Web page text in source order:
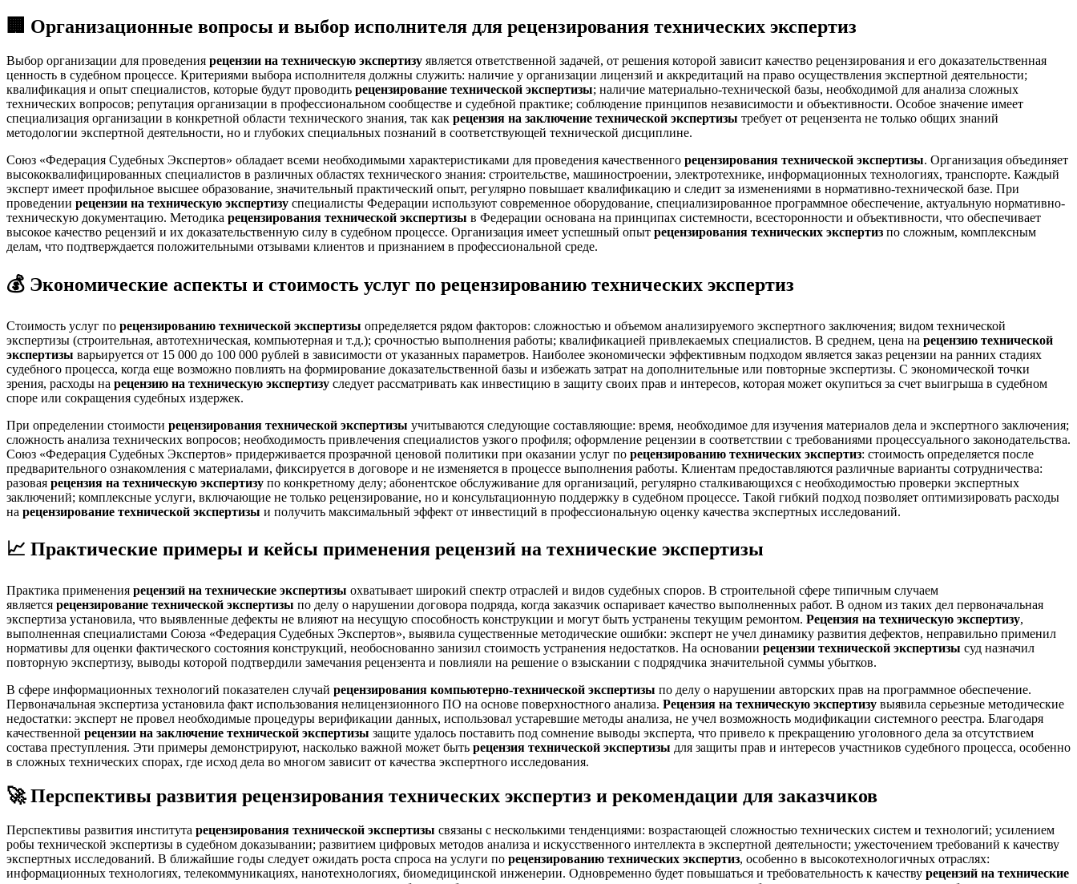
🏢 Организационные вопросы и выбор исполнителя для рецензирования технических экспертиз
Выбор организации для проведения рецензии на техническую экспертизу является ответственной задачей, от решения которой зависит качество рецензирования и его доказательственная
ценность в судебном процессе. Критериями выбора исполнителя должны служить: наличие у организации лицензий и аккредитаций на право осуществления экспертной деятельности;
квалификация и опыт специалистов, которые будут проводить рецензирование технической экспертизы; наличие материально-технической базы, необходимой для анализа сложных
технических вопросов; репутация организации в профессиональном сообществе и судебной практике; соблюдение принципов независимости и объективности. Особое значение имеет
специализация организации в конкретной области технического знания, так как рецензия на заключение технической экспертизы требует от рецензента не только общих знаний
методологии экспертной деятельности, но и глубоких специальных познаний в соответствующей технической дисциплине.
Союз «Федерация Судебных Экспертов» обладает всеми необходимыми характеристиками для проведения качественного рецензирования технической экспертизы. Организация объединяет
высококвалифицированных специалистов в различных областях технического знания: строительстве, машиностроении, электротехнике, информационных технологиях, транспорте. Каждый
эксперт имеет профильное высшее образование, значительный практический опыт, регулярно повышает квалификацию и следит за изменениями в нормативно-технической базе. При
проведении рецензии на техническую экспертизу специалисты Федерации используют современное оборудование, специализированное программное обеспечение, актуальную нормативно-
техническую документацию. Методика рецензирования технической экспертизы в Федерации основана на принципах системности, всесторонности и объективности, что обеспечивает
высокое качество рецензий и их доказательственную силу в судебном процессе. Организация имеет успешный опыт рецензирования технических экспертиз по сложным, комплексным
делам, что подтверждается положительными отзывами клиентов и признанием в профессиональной среде.
💰 Экономические аспекты и стоимость услуг по рецензированию технических экспертиз
Стоимость услуг по рецензированию технической экспертизы определяется рядом факторов: сложностью и объемом анализируемого экспертного заключения; видом технической
экспертизы (строительная, автотехническая, компьютерная и т.д.); срочностью выполнения работы; квалификацией привлекаемых специалистов. В среднем, цена на рецензию технической
экспертизы варьируется от 15 000 до 100 000 рублей в зависимости от указанных параметров. Наиболее экономически эффективным подходом является заказ рецензии на ранних стадиях
судебного процесса, когда еще возможно повлиять на формирование доказательственной базы и избежать затрат на дополнительные или повторные экспертизы. С экономической точки
зрения, расходы на рецензию на техническую экспертизу следует рассматривать как инвестицию в защиту своих прав и интересов, которая может окупиться за счет выигрыша в судебном
споре или сокращения судебных издержек.
При определении стоимости рецензирования технической экспертизы учитываются следующие составляющие: время, необходимое для изучения материалов дела и экспертного заключения;
сложность анализа технических вопросов; необходимость привлечения специалистов узкого профиля; оформление рецензии в соответствии с требованиями процессуального законодательства.
Союз «Федерация Судебных Экспертов» придерживается прозрачной ценовой политики при оказании услуг по рецензированию технических экспертиз: стоимость определяется после
предварительного ознакомления с материалами, фиксируется в договоре и не изменяется в процессе выполнения работы. Клиентам предоставляются различные варианты сотрудничества:
разовая рецензия на техническую экспертизу по конкретному делу; абонентское обслуживание для организаций, регулярно сталкивающихся с необходимостью проверки экспертных
заключений; комплексные услуги, включающие не только рецензирование, но и консультационную поддержку в судебном процессе. Такой гибкий подход позволяет оптимизировать расходы
на рецензирование технической экспертизы и получить максимальный эффект от инвестиций в профессиональную оценку качества экспертных исследований.
📈 Практические примеры и кейсы применения рецензий на технические экспертизы
Практика применения рецензий на технические экспертизы охватывает широкий спектр отраслей и видов судебных споров. В строительной сфере типичным случаем
является рецензирование технической экспертизы по делу о нарушении договора подряда, когда заказчик оспаривает качество выполненных работ. В одном из таких дел первоначальная
экспертиза установила, что выявленные дефекты не влияют на несущую способность конструкции и могут быть устранены текущим ремонтом. Рецензия на техническую экспертизу,
выполненная специалистами Союза «Федерация Судебных Экспертов», выявила существенные методические ошибки: эксперт не учел динамику развития дефектов, неправильно применил
нормативы для оценки фактического состояния конструкций, необоснованно занизил стоимость устранения недостатков. На основании рецензии технической экспертизы суд назначил
повторную экспертизу, выводы которой подтвердили замечания рецензента и повлияли на решение о взыскании с подрядчика значительной суммы убытков.
В сфере информационных технологий показателен случай рецензирования компьютерно-технической экспертизы по делу о нарушении авторских прав на программное обеспечение.
Первоначальная экспертиза установила факт использования нелицензионного ПО на основе поверхностного анализа. Рецензия на техническую экспертизу выявила серьезные методические
недостатки: эксперт не провел необходимые процедуры верификации данных, использовал устаревшие методы анализа, не учел возможность модификации системного реестра. Благодаря
качественной рецензии на заключение технической экспертизы защите удалось поставить под сомнение выводы эксперта, что привело к прекращению уголовного дела за отсутствием
состава преступления. Эти примеры демонстрируют, насколько важной может быть рецензия технической экспертизы для защиты прав и интересов участников судебного процесса, особенно
в сложных технических спорах, где исход дела во многом зависит от качества экспертного исследования.
🚀 Перспективы развития рецензирования технических экспертиз и рекомендации для заказчиков
Перспективы развития института рецензирования технической экспертизы связаны с несколькими тенденциями: возрастающей сложностью технических систем и технологий; усилением
робы технической экспертизы в судебном доказывании; развитием цифровых методов анализа и искусственного интеллекта в экспертной деятельности; ужесточением требований к качеству
экспертных исследований. В ближайшие годы следует ожидать роста спроса на услуги по рецензированию технических экспертиз, особенно в высокотехнологичных отраслях:
информационных технологиях, телекоммуникациях, нанотехнологиях, биомедицинской инженерии. Одновременно будет повышаться и требовательность к качеству рецензий на технические